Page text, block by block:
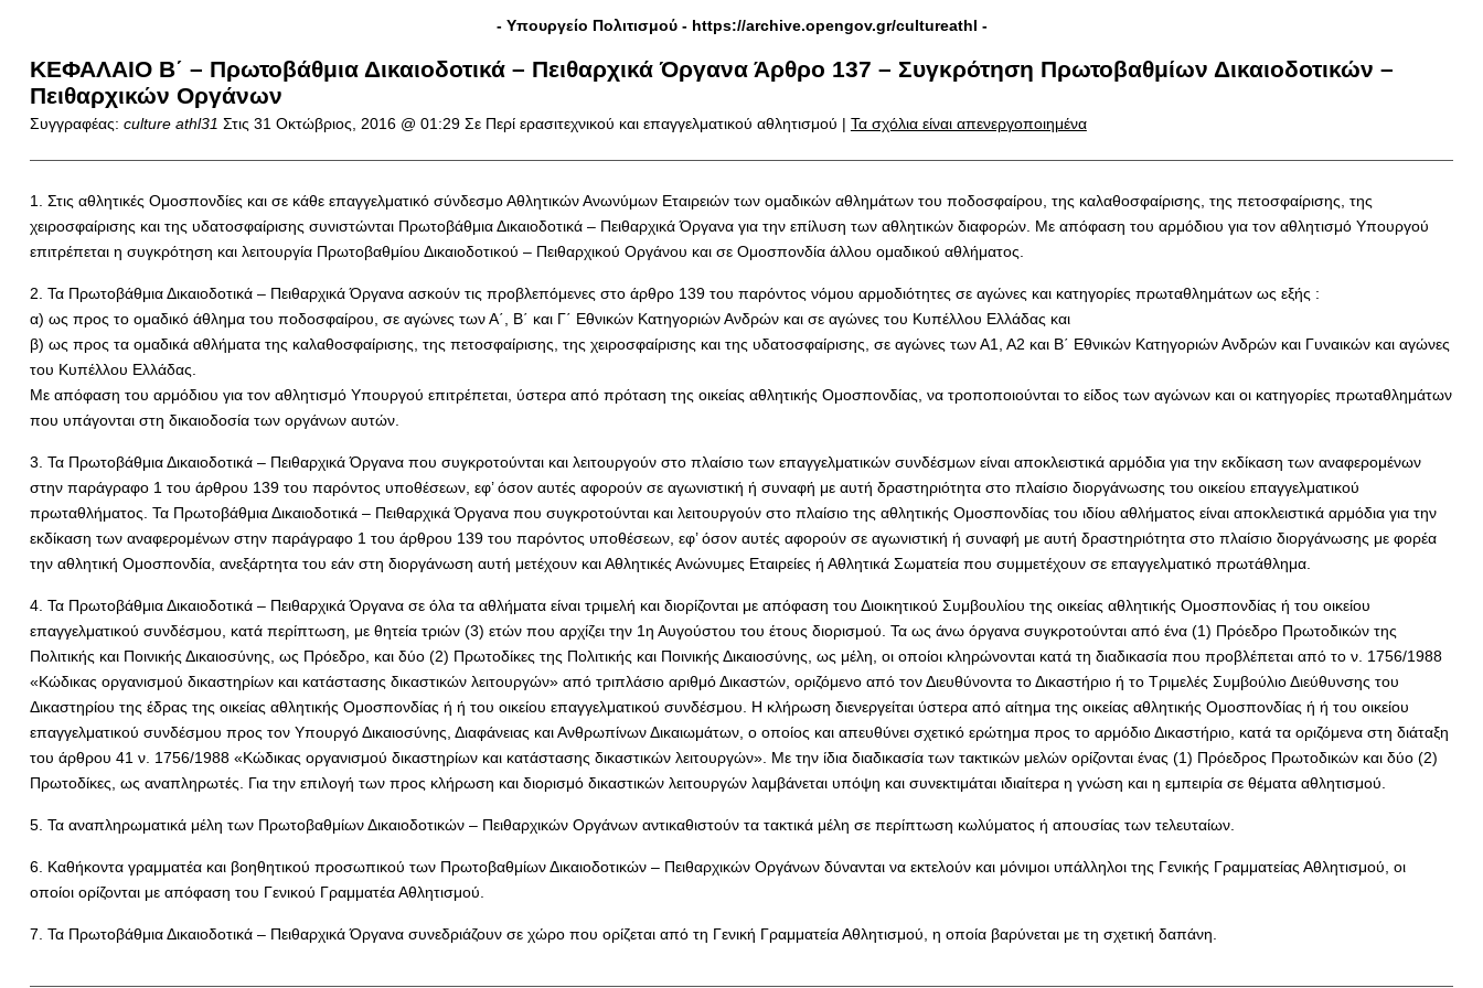
- Υπουργείο Πολιτισμού - https://archive.opengov.gr/cultureathl -
ΚΕΦΑΛΑΙΟ Β΄ – Πρωτοβάθμια Δικαιοδοτικά – Πειθαρχικά Όργανα Άρθρο 137 – Συγκρότηση Πρωτοβαθμίων Δικαιοδοτικών –
Πειθαρχικών Οργάνων
Συγγραφέας: culture athl31 Στις 31 Οκτώβριος, 2016 @ 01:29 Σε Περί ερασιτεχνικού και επαγγελματικού αθλητισμού | Τα σχόλια είναι απενεργοποιημένα
1. Στις αθλητικές Ομοσπονδίες και σε κάθε επαγγελματικό σύνδεσμο Αθλητικών Ανωνύμων Εταιρειών των ομαδικών αθλημάτων του ποδοσφαίρου, της καλαθοσφαίρισης, της πετοσφαίρισης, της
χειροσφαίρισης και της υδατοσφαίρισης συνιστώνται Πρωτοβάθμια Δικαιοδοτικά – Πειθαρχικά Όργανα για την επίλυση των αθλητικών διαφορών. Με απόφαση του αρμόδιου για τον αθλητισμό Υπουργού
επιτρέπεται η συγκρότηση και λειτουργία Πρωτοβαθμίου Δικαιοδοτικού – Πειθαρχικού Οργάνου και σε Ομοσπονδία άλλου ομαδικού αθλήματος.
2. Τα Πρωτοβάθμια Δικαιοδοτικά – Πειθαρχικά Όργανα ασκούν τις προβλεπόμενες στο άρθρο 139 του παρόντος νόμου αρμοδιότητες σε αγώνες και κατηγορίες πρωταθλημάτων ως εξής :
α) ως προς το ομαδικό άθλημα του ποδοσφαίρου, σε αγώνες των Α΄, Β΄ και Γ΄ Εθνικών Κατηγοριών Ανδρών και σε αγώνες του Κυπέλλου Ελλάδας και
β) ως προς τα ομαδικά αθλήματα της καλαθοσφαίρισης, της πετοσφαίρισης, της χειροσφαίρισης και της υδατοσφαίρισης, σε αγώνες των Α1, Α2 και Β΄ Εθνικών Κατηγοριών Ανδρών και Γυναικών και αγώνες
του Κυπέλλου Ελλάδας.
Με απόφαση του αρμόδιου για τον αθλητισμό Υπουργού επιτρέπεται, ύστερα από πρόταση της οικείας αθλητικής Ομοσπονδίας, να τροποποιούνται το είδος των αγώνων και οι κατηγορίες πρωταθλημάτων
που υπάγονται στη δικαιοδοσία των οργάνων αυτών.
3. Τα Πρωτοβάθμια Δικαιοδοτικά – Πειθαρχικά Όργανα που συγκροτούνται και λειτουργούν στο πλαίσιο των επαγγελματικών συνδέσμων είναι αποκλειστικά αρμόδια για την εκδίκαση των αναφερομένων
στην παράγραφο 1 του άρθρου 139 του παρόντος υποθέσεων, εφ’ όσον αυτές αφορούν σε αγωνιστική ή συναφή με αυτή δραστηριότητα στο πλαίσιο διοργάνωσης του οικείου επαγγελματικού
πρωταθλήματος. Τα Πρωτοβάθμια Δικαιοδοτικά – Πειθαρχικά Όργανα που συγκροτούνται και λειτουργούν στο πλαίσιο της αθλητικής Ομοσπονδίας του ιδίου αθλήματος είναι αποκλειστικά αρμόδια για την
εκδίκαση των αναφερομένων στην παράγραφο 1 του άρθρου 139 του παρόντος υποθέσεων, εφ’ όσον αυτές αφορούν σε αγωνιστική ή συναφή με αυτή δραστηριότητα στο πλαίσιο διοργάνωσης με φορέα
την αθλητική Ομοσπονδία, ανεξάρτητα του εάν στη διοργάνωση αυτή μετέχουν και Αθλητικές Ανώνυμες Εταιρείες ή Αθλητικά Σωματεία που συμμετέχουν σε επαγγελματικό πρωτάθλημα.
4. Τα Πρωτοβάθμια Δικαιοδοτικά – Πειθαρχικά Όργανα σε όλα τα αθλήματα είναι τριμελή και διορίζονται με απόφαση του Διοικητικού Συμβουλίου της οικείας αθλητικής Ομοσπονδίας ή του οικείου
επαγγελματικού συνδέσμου, κατά περίπτωση, με θητεία τριών (3) ετών που αρχίζει την 1η Αυγούστου του έτους διορισμού. Τα ως άνω όργανα συγκροτούνται από ένα (1) Πρόεδρο Πρωτοδικών της
Πολιτικής και Ποινικής Δικαιοσύνης, ως Πρόεδρο, και δύο (2) Πρωτοδίκες της Πολιτικής και Ποινικής Δικαιοσύνης, ως μέλη, οι οποίοι κληρώνονται κατά τη διαδικασία που προβλέπεται από το ν. 1756/1988
«Κώδικας οργανισμού δικαστηρίων και κατάστασης δικαστικών λειτουργών» από τριπλάσιο αριθμό Δικαστών, οριζόμενο από τον Διευθύνοντα το Δικαστήριο ή το Τριμελές Συμβούλιο Διεύθυνσης του
Δικαστηρίου της έδρας της οικείας αθλητικής Ομοσπονδίας ή ή του οικείου επαγγελματικού συνδέσμου. Η κλήρωση διενεργείται ύστερα από αίτημα της οικείας αθλητικής Ομοσπονδίας ή ή του οικείου
επαγγελματικού συνδέσμου προς τον Υπουργό Δικαιοσύνης, Διαφάνειας και Ανθρωπίνων Δικαιωμάτων, ο οποίος και απευθύνει σχετικό ερώτημα προς το αρμόδιο Δικαστήριο, κατά τα οριζόμενα στη διάταξη
του άρθρου 41 ν. 1756/1988 «Κώδικας οργανισμού δικαστηρίων και κατάστασης δικαστικών λειτουργών». Με την ίδια διαδικασία των τακτικών μελών ορίζονται ένας (1) Πρόεδρος Πρωτοδικών και δύο (2)
Πρωτοδίκες, ως αναπληρωτές. Για την επιλογή των προς κλήρωση και διορισμό δικαστικών λειτουργών λαμβάνεται υπόψη και συνεκτιμάται ιδιαίτερα η γνώση και η εμπειρία σε θέματα αθλητισμού.
5. Τα αναπληρωματικά μέλη των Πρωτοβαθμίων Δικαιοδοτικών – Πειθαρχικών Οργάνων αντικαθιστούν τα τακτικά μέλη σε περίπτωση κωλύματος ή απουσίας των τελευταίων.
6. Καθήκοντα γραμματέα και βοηθητικού προσωπικού των Πρωτοβαθμίων Δικαιοδοτικών – Πειθαρχικών Οργάνων δύνανται να εκτελούν και μόνιμοι υπάλληλοι της Γενικής Γραμματείας Αθλητισμού, οι
οποίοι ορίζονται με απόφαση του Γενικού Γραμματέα Αθλητισμού.
7. Τα Πρωτοβάθμια Δικαιοδοτικά – Πειθαρχικά Όργανα συνεδριάζουν σε χώρο που ορίζεται από τη Γενική Γραμματεία Αθλητισμού, η οποία βαρύνεται με τη σχετική δαπάνη.